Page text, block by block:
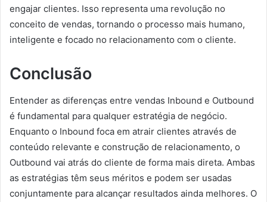
engajar clientes. Isso representa uma revolução no
conceito de vendas, tornando o processo mais humano,
inteligente e focado no relacionamento com o cliente.
Conclusão
Entender as diferenças entre vendas Inbound e Outbound
é fundamental para qualquer estratégia de negócio.
Enquanto o Inbound foca em atrair clientes através de
conteúdo relevante e construção de relacionamento, o
Outbound vai atrás do cliente de forma mais direta. Ambas
as estratégias têm seus méritos e podem ser usadas
conjuntamente para alcançar resultados ainda melhores. O